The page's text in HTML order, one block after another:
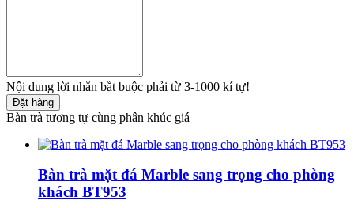
Nội dung lời nhắn bắt buộc phải từ 3-1000 kí tự!
Đặt hàng
Bàn trà tương tự cùng phân khúc giá
Bàn trà mặt đá Marble sang trọng cho phòng
khách BT953